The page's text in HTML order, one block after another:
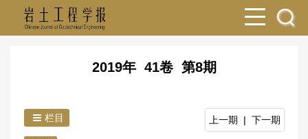
2019年 41卷 第8期
栏目 上一期 | 下一期